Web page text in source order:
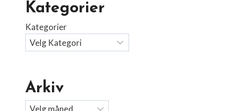
Kategorier
Kategorier
Arkiv
Arkiv